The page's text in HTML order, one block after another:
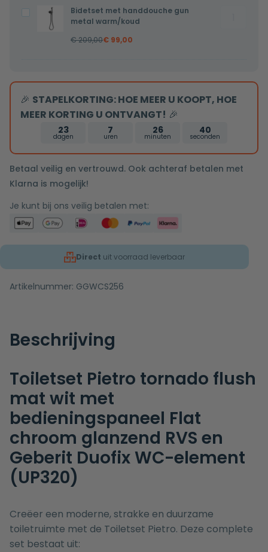
metal
koud
Bidetset
met
handdouche
Bidetset met handdouche gun
metal warm/koud
warm/
aantal
€209,00€ 99,00
🎉 STAPELKORTING: HOE MEER U KOOPT, HOE
MEER KORTING U ONTVANGT! 🎉
23
dagen
7
uren
26
minuten
39
seconden
Betaal veilig en vertrouwd. Ook achteraf betalen met
Klarna is mogelijk!
Je kunt bij ons veilig betalen met:
Direct uit voorraad leverbaar
Artikelnummer: GGWCS256
Beschrijving
Toiletset Pietro tornado flush
mat wit met
bedieningspaneel Flat
chroom glanzend RVS en
Geberit Duofix WC-element
(UP320)
Creëer een moderne, strakke en duurzame
toiletruimte met de Toiletset Pietro. Deze complete
set bestaat uit: